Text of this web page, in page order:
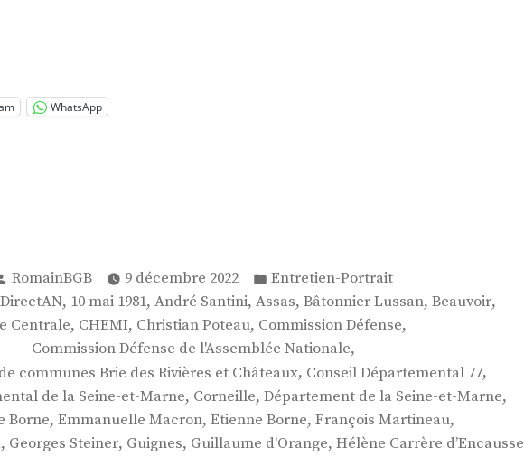
» WhatsApp
Publié
par
RomainBGB 9 décembre 2022
Publié
dans
Entretien-Portrait
, 10 mai 1981, André Santini, Assas, Bâtonnier Lussan, Beauvoir,
Centrale, CHEMI, Christian Poteau, Commission Défense,
Commission Défense de l'Assemblée Nationale,
communes Brie des Rivières et Châteaux, Conseil Départemental 77,
de la Seine-et-Marne, Corneille, Département de la Seine-et-Marne,
Borne, Emmanuelle Macron, Etienne Borne, François Martineau,
, Georges Steiner, Guignes, Guillaume d'Orange, Hélène Carrère d’Encausse